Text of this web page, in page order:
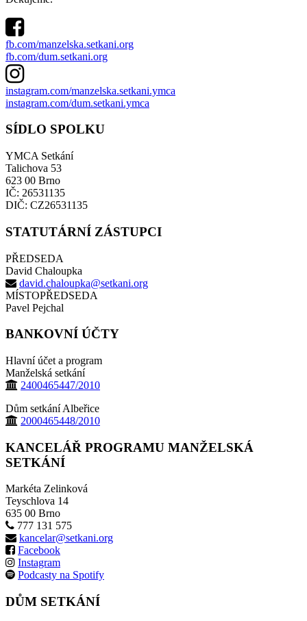
fb.com/manzelska.setkani.org
fb.com/dum.setkani.org
instagram.com/manzelska.setkani.ymca
instagram.com/dum.setkani.ymca
SÍDLO SPOLKU
YMCA Setkání
Talichova 53
623 00 Brno
IČ: 26531135
DIČ: CZ26531135
STATUTÁRNÍ ZÁSTUPCI
PŘEDSEDA
David Chaloupka
david.chaloupka@setkani.org
MÍSTOPŘEDSEDA
Pavel Pejchal
BANKOVNÍ ÚČTY
Hlavní účet a program
Manželská setkání
2400465447/2010
Dům setkání Albeřice
2000465448/2010
KANCELÁŘ PROGRAMU MANŽELSKÁ
SETKÁNÍ
Markéta Zelinková
Teyschlova 14
635 00 Brno
777 131 575
kancelar@setkani.org
Facebook
Instagram
Podcasty na Spotify
DŮM SETKÁNÍ